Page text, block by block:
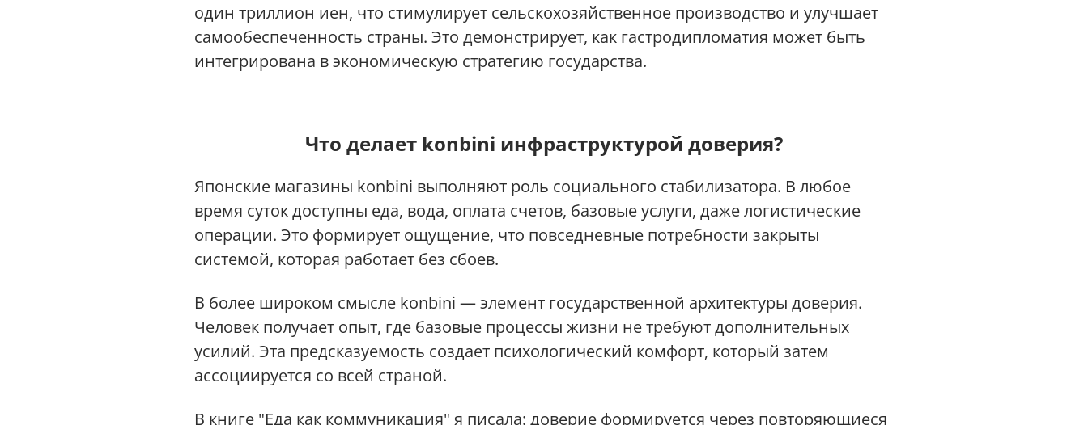
один триллион иен, что стимулирует сельскохозяйственное производство и улучшает
самообеспеченность страны. Это демонстрирует, как гастродипломатия может быть
интегрирована в экономическую стратегию государства.
Что делает konbini инфраструктурой доверия?
Японские магазины konbini выполняют роль социального стабилизатора. В любое
время суток доступны еда, вода, оплата счетов, базовые услуги, даже логистические
операции. Это формирует ощущение, что повседневные потребности закрыты
системой, которая работает без сбоев.
В более широком смысле konbini — элемент государственной архитектуры доверия.
Человек получает опыт, где базовые процессы жизни не требуют дополнительных
усилий. Эта предсказуемость создает психологический комфорт, который затем
ассоциируется со всей страной.
В книге "Еда как коммуникация" я писала: доверие формируется через повторяющиеся